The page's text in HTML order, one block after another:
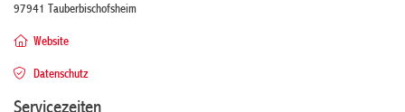
97941 Tauberbischofsheim
Website
Datenschutz